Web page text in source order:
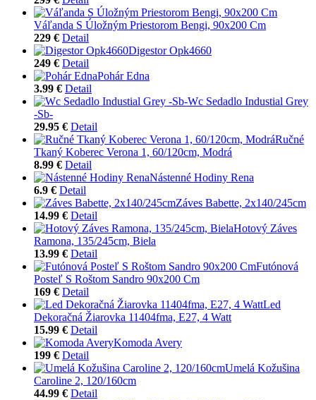
Váľanda S Úložným Priestorom Bengi, 90x200 Cm
229 € Detail
Digestor Opk4660
249 € Detail
Pohár Edna
3.99 € Detail
Wc Sedadlo Industial Grey
-Sb-
29.95 € Detail
Ručné
Tkaný Koberec Verona 1, 60/120cm, Modrá
8.99 € Detail
Nástenné Hodiny Rena
6.9 € Detail
Záves Babette, 2x140/245cm
14.99 € Detail
Hotový Záves
Ramona, 135/245cm, Biela
13.99 € Detail
Futónová
Posteľ S Roštom Sandro 90x200 Cm
169 € Detail
Led
Dekoračná Žiarovka 11404fma, E27, 4 Watt
15.99 € Detail
Komoda Avery
199 € Detail
Umelá Kožušina
Caroline 2, 120/160cm
44.99 € Detail